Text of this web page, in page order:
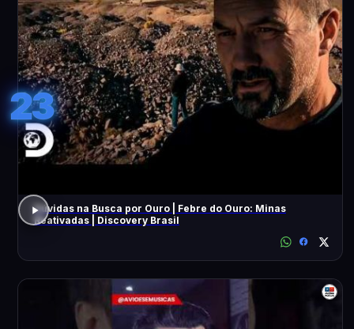
23
Dúvidas na Busca por Ouro | Febre do Ouro: Minas
Reativadas | Discovery Brasil